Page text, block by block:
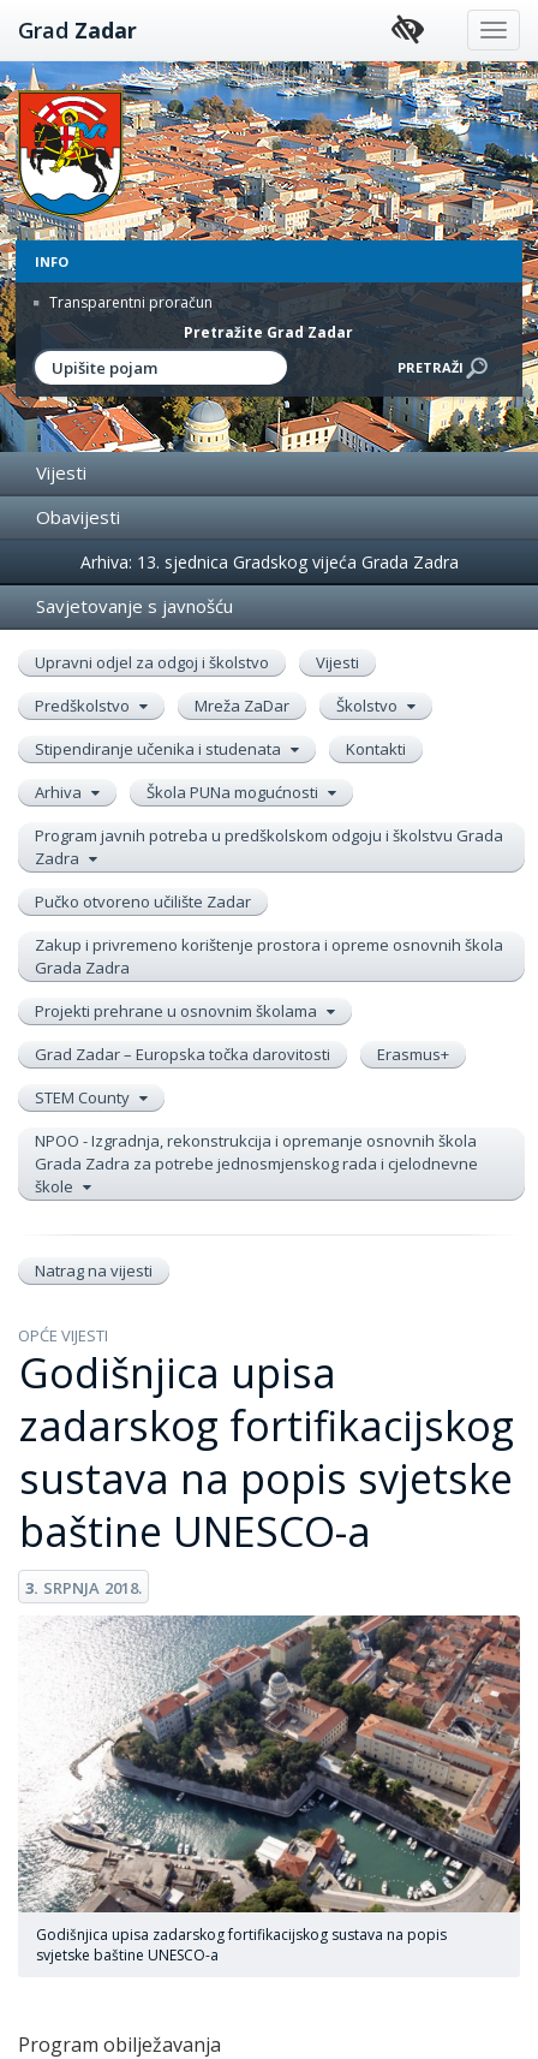
Preskoči
na
sadržaj
Grad Zadar
INFO
Transparentni proračun
Pretražite Grad Zadar
Vijesti
Obavijesti
Događanja
Arhiva: 13. sjednica Gradskog vijeća Grada Zadra
Savjetovanje s javnošću
Upravni odjel za odgoj i školstvo
Vijesti
Predškolstvo
Mreža ZaDar
Školstvo
Stipendiranje učenika i studenata
Kontakti
Arhiva
Škola PUNa mogućnosti
Program javnih potreba u predškolskom odgoju i školstvu Grada
Zadra
Pučko otvoreno učilište Zadar
Zakup i privremeno korištenje prostora i opreme osnovnih škola
Grada Zadra
Projekti prehrane u osnovnim školama
Grad Zadar – Europska točka darovitosti
Erasmus+
STEM County
NPOO - Izgradnja, rekonstrukcija i opremanje osnovnih škola
Grada Zadra za potrebe jednosmjenskog rada i cjelodnevne
škole
Natrag na vijesti
OPĆE VIJESTI
Godišnjica upisa
zadarskog fortifikacijskog
sustava na popis svjetske
baštine UNESCO-a
3. SRPNJA 2018.
Godišnjica upisa zadarskog fortifikacijskog sustava na popis
svjetske baštine UNESCO-a
Program obilježavanja